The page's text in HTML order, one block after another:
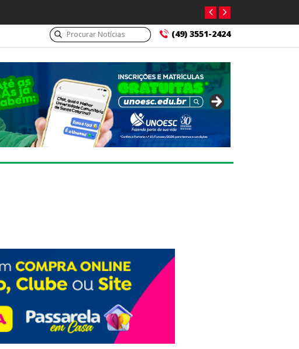
de farmacêutico suspeito de tráfico
(49) 3551-2424